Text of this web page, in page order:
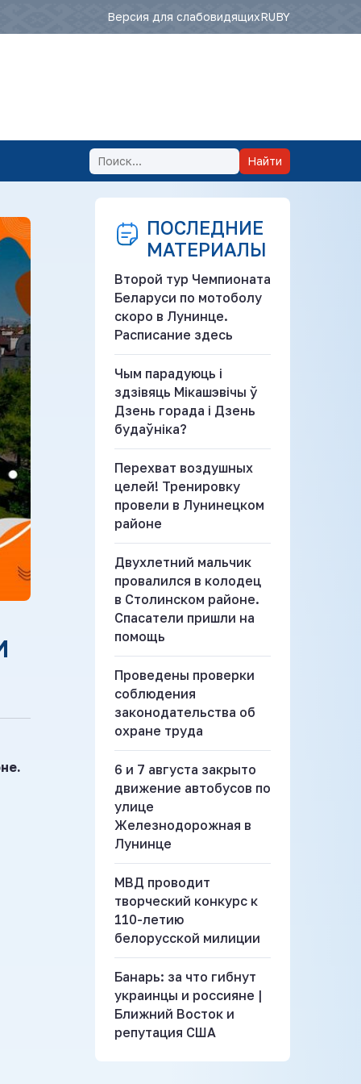
Версия для слабовидящихRUBY
Найти
ПОСЛЕДНИЕ
МАТЕРИАЛЫ
Второй тур Чемпионата
Беларуси по мотоболу
скоро в Лунинце.
Расписание здесь
Чым парадуюць і
здзівяць Мікашэвічы ў
Дзень горада і Дзень
будаўніка?
Перехват воздушных
целей! Тренировку
провели в Лунинецком
районе
Двухлетний мальчик
провалился в колодец
в Столинском районе.
Спасатели пришли на
помощь
Проведены проверки
соблюдения
законодательства об
охране труда
6 и 7 августа закрыто
движение автобусов по
улице
Железнодорожная в
Лунинце
МВД проводит
творческий конкурс к
110-летию
белорусской милиции
Банарь: за что гибнут
украинцы и россияне |
Ближний Восток и
репутация США